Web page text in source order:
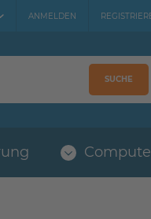
ANMELDEN
SUCHE